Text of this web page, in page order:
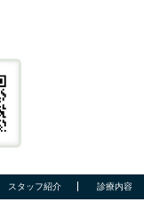
スタッフ紹介 診療内容